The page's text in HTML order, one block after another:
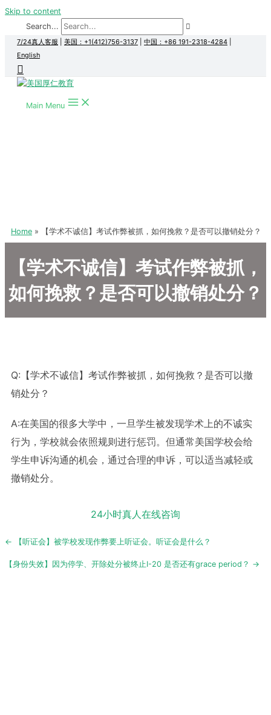
Skip to content
Search...
7/24真人客服 美国：+1(412)756-3137 中国：+86 191-2318-4284
English
Main Menu
Home 【学术不诚信】考试作弊被抓，如何挽救？是否可以撤销处分？
【学术不诚信】考试作弊被抓，
如何挽救？是否可以撤销处分？
Q:【学术不诚信】考试作弊被抓，如何挽救？是否可以撤
销处分？
A:在美国的很多大学中，一旦学生被发现学术上的不诚实
行为，学校就会依照规则进行惩罚。但通常美国学校会给
学生申诉沟通的机会，通过合理的申诉，可以适当减轻或
撤销处分。
24小时真人在线咨询
Post
← 【听证会】被学校发现作弊要上听证会。听证会是什么？
【身份失效】因为停学、开除处分被终止I-20 是否还有grace period？ →